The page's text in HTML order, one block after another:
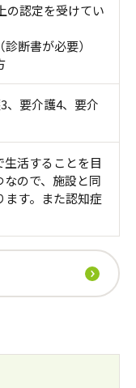
の認定を受けてい
断書が必要）
、要介護4、要介
活することを目
ので、施設と同
ます。また認知症